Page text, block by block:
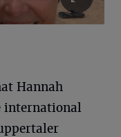
Hannah
international